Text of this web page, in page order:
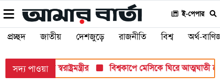
ই-পেপার
প্রচ্ছদ জাতীয় দেশজুড়ে রাজনীতি বিশ্ব অর্থ-
সদ্য পাওয়া
আহ্বান স্বরাষ্ট্রমন্ত্রীর বিশ্বকাপে মেসিকে ঘিরে আত্মঘাতী